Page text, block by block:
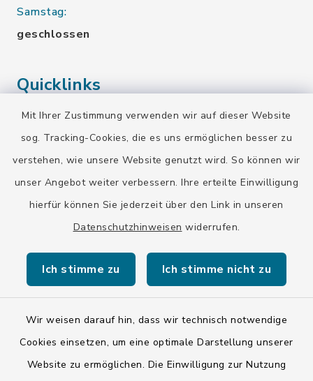
Mit Ihrer Zustimmung verwenden wir auf dieser Website
sog. Tracking-Cookies, die es uns ermöglichen besser zu
verstehen, wie unsere Website genutzt wird. So können wir
unser Angebot weiter verbessern. Ihre erteilte Einwilligung
hierfür können Sie jederzeit über den Link in unseren
Datenschutzhinweisen widerrufen.
Ich stimme zu Ich stimme nicht zu
Wir weisen darauf hin, dass wir technisch notwendige
Cookies einsetzen, um eine optimale Darstellung unserer
Website zu ermöglichen. Die Einwilligung zur Nutzung
Samstag:
geschlossen
Quicklinks
Landratsamt Bad Tölz-Wolfratshausen
BayernPortal
Kontakt
Barrierefreiheit